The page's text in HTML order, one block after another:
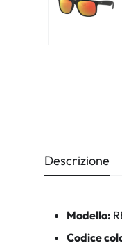
Descrizione
Modello:
Codice